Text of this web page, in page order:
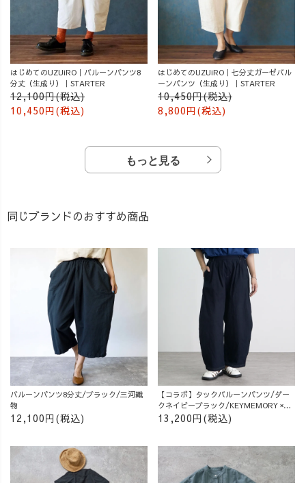
はじめてのUZUiRO｜バルーンパンツ8
分丈（生成り）｜STARTER
12,100円(税込)
10,450円(税込)
はじめてのUZUiRO｜七分丈ガーゼバル
ーンパンツ（生成り）｜STARTER
10,450円(税込)
8,800円(税込)
もっと見る
同じブランドのおすすめ商品
バルーンパンツ8分丈/ブラック/三河織
物
12,100円(税込)
【コラボ】タックバルーンパンツ/ダー
クネイビーブラック/KEYMEMORY ×
UZUiRO
13,200円(税込)